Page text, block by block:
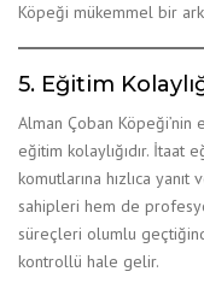
Köpeği mükemmel bir
5. Eğitim
Alman Çoban
eğitim kolaylığıdır. İtaat
komutlarına hızlıca
sahipleri hem de
süreçleri olumlu
kontrollü hale gelir.